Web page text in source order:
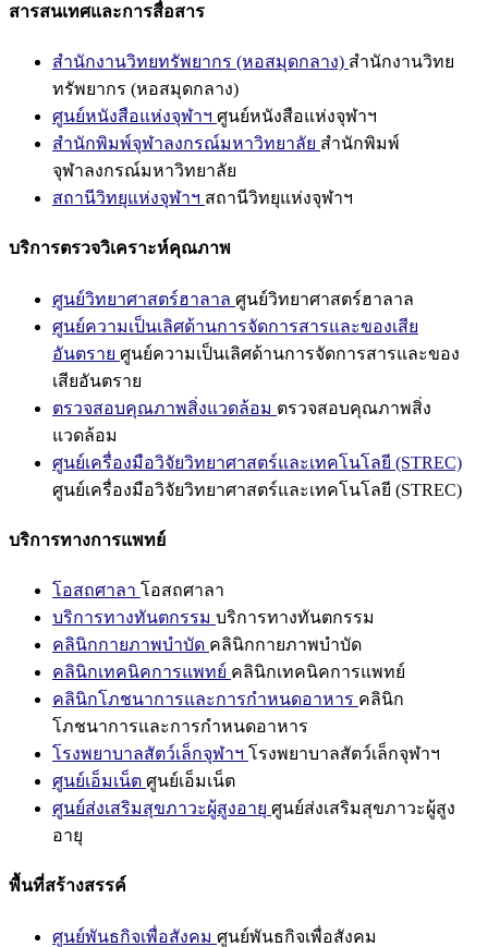
สารสนเทศและการสื่อสาร
สำนักงานวิทยทรัพยากร (หอสมุดกลาง) สำนักงานวิทย
ทรัพยากร (หอสมุดกลาง)
ศูนย์หนังสือแห่งจุฬาฯ ศูนย์หนังสือแห่งจุฬาฯ
สำนักพิมพ์จุฬาลงกรณ์มหาวิทยาลัย สำนักพิมพ์
จุฬาลงกรณ์มหาวิทยาลัย
สถานีวิทยุแห่งจุฬาฯ สถานีวิทยุแห่งจุฬาฯ
บริการตรวจวิเคราะห์คุณภาพ
ศูนย์วิทยาศาสตร์ฮาลาล ศูนย์วิทยาศาสตร์ฮาลาล
ศูนย์ความเป็นเลิศด้านการจัดการสารและของเสีย
อันตราย ศูนย์ความเป็นเลิศด้านการจัดการสารและของ
เสียอันตราย
ตรวจสอบคุณภาพสิ่งแวดล้อม ตรวจสอบคุณภาพสิ่ง
แวดล้อม
ศูนย์เครื่องมือวิจัยวิทยาศาสตร์และเทคโนโลยี (STREC)
ศูนย์เครื่องมือวิจัยวิทยาศาสตร์และเทคโนโลยี (STREC)
บริการทางการแพทย์
โอสถศาลา โอสถศาลา
บริการทางทันตกรรม บริการทางทันตกรรม
คลินิกกายภาพบำบัด คลินิกกายภาพบำบัด
คลินิกเทคนิคการแพทย์ คลินิกเทคนิคการแพทย์
คลินิกโภชนาการและการกำหนดอาหาร คลินิก
โภชนาการและการกำหนดอาหาร
โรงพยาบาลสัตว์เล็กจุฬาฯ โรงพยาบาลสัตว์เล็กจุฬาฯ
ศูนย์เอ็มเน็ต ศูนย์เอ็มเน็ต
ศูนย์ส่งเสริมสุขภาวะผู้สูงอายุ ศูนย์ส่งเสริมสุขภาวะผู้สูง
อายุ
พื้นที่สร้างสรรค์
ศูนย์พันธกิจเพื่อสังคม ศูนย์พันธกิจเพื่อสังคม